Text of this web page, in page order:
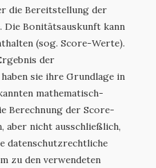
die Bereitstellung der
Die Bonitätsauskunft kann
(sog. Score-Werte).
der
sie ihre Grundlage in
mathematisch-
Berechnung der Score-
aber nicht ausschließlich,
datenschutzrechtliche
zu den verwendeten